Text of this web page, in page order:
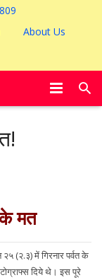
About Us
के मत
(२.३) में गिरनार पर्वत के
दिये थे। इस पूरे